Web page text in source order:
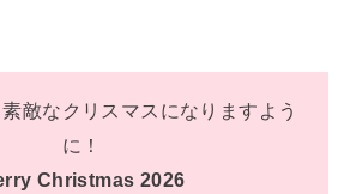
敵なクリスマスになりますよう
に！
Christmas 2026